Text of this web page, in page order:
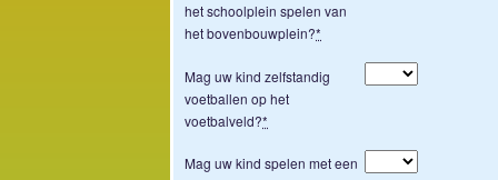
het schoolplein spelen van
het bovenbouwplein?*
Mag uw kind zelfstandig
voetballen op het
voetbalveld?*
Mag uw kind spelen met een